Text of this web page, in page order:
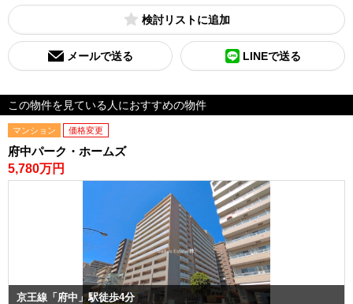
検討リスト
メールで送る LINEで送る
この物件を見ている人におすすめの物件
マンション 価格変更
府中パーク・ホームズ
5,780万円
京王線「府中」駅徒歩4分